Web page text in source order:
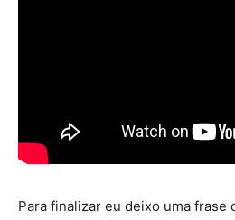
Para finalizar eu deixo uma frase